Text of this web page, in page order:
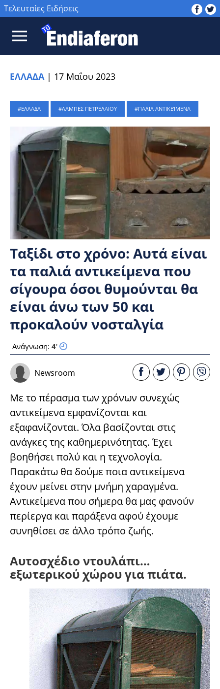
Τελευταίες Ειδήσεις
ΕΛΛΑΔΑ | 17 Μαΐου 2023
ΕΛΛΑΔΑ ΛΑΜΠΕΣ ΠΕΤΡΕΛΑΙΟΥ ΠΑΛΙΑ ΑΝΤΙΚΕΊΜΕΝΑ
Ταξίδι στο χρόνο: Αυτά είναι
τα παλιά αντικείμενα που
σίγουρα όσοι θυμούνται θα
είναι άνω των 50 και
προκαλούν νοσταλγία
Ανάγνωση: 4'
Newsroom
Με το πέρασμα των χρόνων συνεχώς
αντικείμενα εμφανίζονται και
εξαφανίζονται. Όλα βασίζονται στις
ανάγκες της καθημερινότητας. Έχει
βοηθήσει πολύ και η τεχνολογία.
Παρακάτω θα δούμε ποια αντικείμενα
έχουν μείνει στην μνήμη χαραγμένα.
Αντικείμενα που σήμερα θα μας φανούν
περίεργα και παράξενα αφού έχουμε
συνηθίσει σε άλλο τρόπο ζωής.
Αυτοσχέδιο ντουλάπι…
εξωτερικού χώρου για πιάτα.